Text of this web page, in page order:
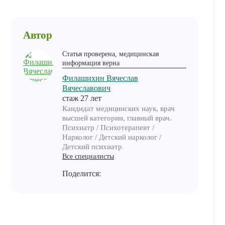
Автор
Статья проверена, медицинская
информация верна
Филашихин Вячеслав
Вячеславович
cтаж 27 лет
Кандидат медицинских наук, врач
высшей категории, главный врач.
Психиатр / Психотерапевт /
Нарколог / Детский нарколог /
Детский психиатр
Все специалисты
Поделится: